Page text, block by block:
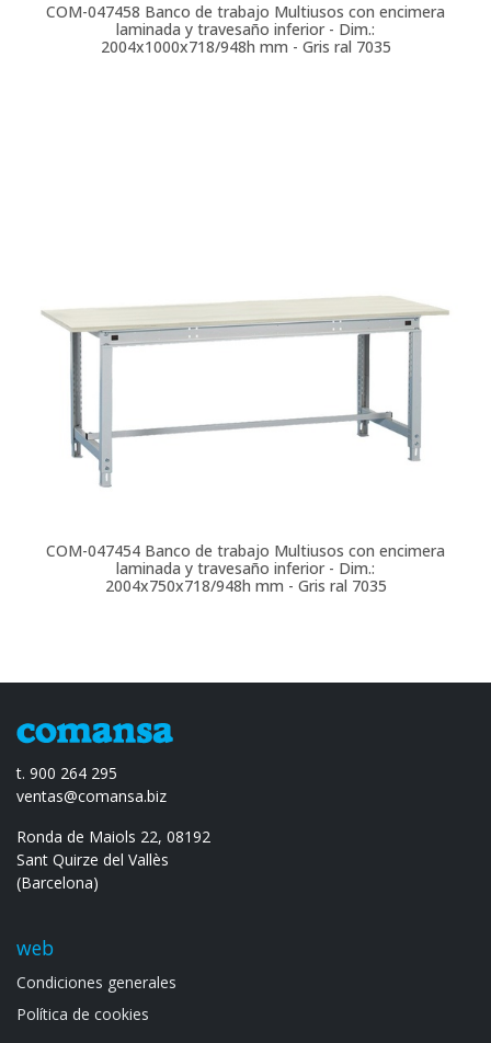
COM-047458 Banco de trabajo Multiusos con encimera
laminada y travesaño inferior - Dim.:
2004x1000x718/948h mm - Gris ral 7035
COM-047454 Banco de trabajo Multiusos con encimera
laminada y travesaño inferior - Dim.:
2004x750x718/948h mm - Gris ral 7035
t. 900 264 295
ventas@comansa.biz
Ronda de Maiols 22, 08192
Sant Quirze del Vallès
(Barcelona)
web
Condiciones generales
Política de cookies